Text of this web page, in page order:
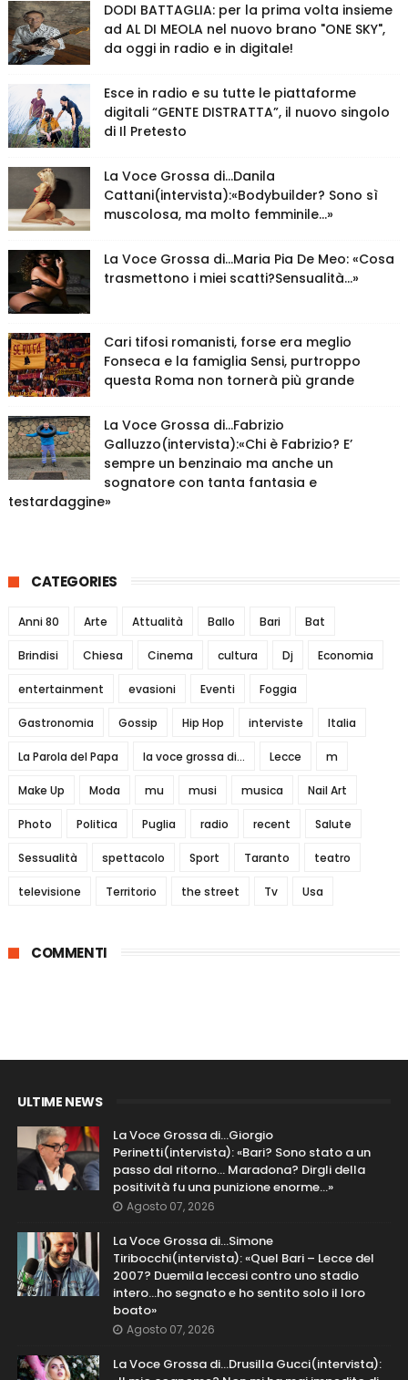
DODI BATTAGLIA: per la prima volta insieme
ad AL DI MEOLA nel nuovo brano "ONE SKY",
da oggi in radio e in digitale!
Esce in radio e su tutte le piattaforme
digitali “GENTE DISTRATTA”, il nuovo singolo
di Il Pretesto
La Voce Grossa di…Danila
Cattani(intervista):«Bodybuilder? Sono sì
muscolosa, ma molto femminile…»
La Voce Grossa di…Maria Pia De Meo: «Cosa
trasmettono i miei scatti?Sensualità…»
Cari tifosi romanisti, forse era meglio
Fonseca e la famiglia Sensi, purtroppo
questa Roma non tornerà più grande
La Voce Grossa di…Fabrizio
Galluzzo(intervista):«Chi è Fabrizio? E’
sempre un benzinaio ma anche un
sognatore con tanta fantasia e
testardaggine»
CATEGORIES
Anni 80 Arte Attualità Ballo Bari Bat
Brindisi Chiesa Cinema cultura Dj Economia
entertainment evasioni Eventi Foggia
Gastronomia Gossip Hip Hop interviste Italia
La Parola del Papa la voce grossa di... Lecce m
Make Up Moda mu musi musica Nail Art
Photo Politica Puglia radio recent Salute
Sessualità spettacolo Sport Taranto teatro
televisione Territorio the street Tv Usa
COMMENTI
ULTIME NEWS
La Voce Grossa di…Giorgio
Perinetti(intervista): «Bari? Sono stato a un
passo dal ritorno... Maradona? Dirgli della
positività fu una punizione enorme…»
Agosto 07, 2026
La Voce Grossa di…Simone
Tiribocchi(intervista): «Quel Bari – Lecce del
2007? Duemila leccesi contro uno stadio
intero...ho segnato e ho sentito solo il loro
boato»
Agosto 07, 2026
La Voce Grossa di…Drusilla Gucci(intervista):